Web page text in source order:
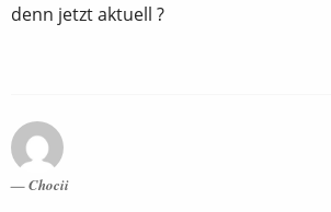
denn jetzt aktuell ?
Chocii